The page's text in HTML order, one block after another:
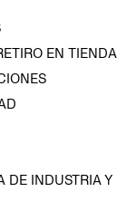
EN TIENDA
DE INDUSTRIA Y